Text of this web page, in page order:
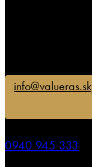
info@valueras.sk
0940 945 333